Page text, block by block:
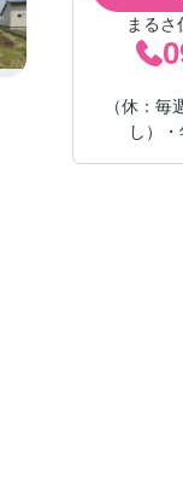
まる
（休：
し）